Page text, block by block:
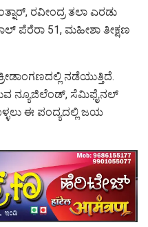
ರವೀಂದ್ರ ತಲಾ ಎರಡು
ಪೆರೆರಾ 51, ಮಹೀಶಾ ತೀಕ್ಷಣ
ನಡೆಯುತ್ತಿದೆ.
ನ್ಯೂಜಿಲೆಂಡ್‌, ಸೆಮಿಫೈನಲ್‌
ಈ ಪಂದ್ಯದಲ್ಲಿ ಜಯ